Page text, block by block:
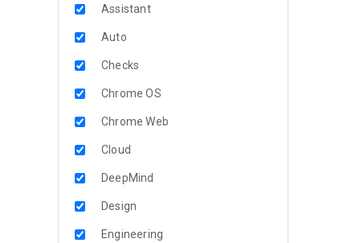
Assistant
Auto
Checks
Chrome OS
Chrome Web
Cloud
DeepMind
Design
Engineering